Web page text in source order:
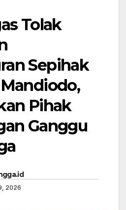
Tolak
Sepihak
Pihak
Ganggu
2026